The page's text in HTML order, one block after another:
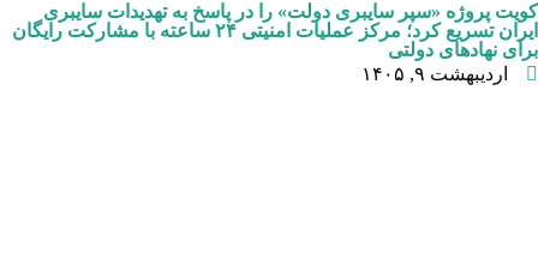
کویت پروژه «سپر سایبری دولت» را در پاسخ به تهدیدات سایبری
ایران تسریع کرد؛ مرکز عملیات امنیتی ۲۴ ساعته با مشارکت رایگان
برای نهادهای دولتی
اردیبهشت ۹, ۱۴۰۵